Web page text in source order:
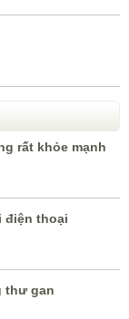
rất khỏe mạnh
điện thoại
thư gan